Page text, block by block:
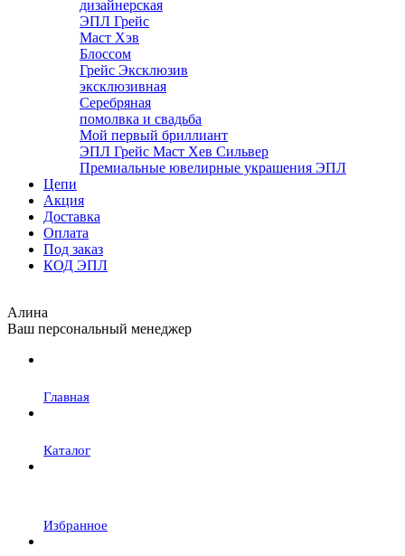
дизайнерская
ЭПЛ Грейс
Маст Хэв
Блоссом
Грейс Эксклюзив
эксклюзивная
Серебряная
помолвка и свадьба
Мой первый бриллиант
ЭПЛ Грейс Маст Хев Сильвер
Премиальные ювелирные украшения ЭПЛ
Цепи
Акция
Доставка
Оплата
Под заказ
КОД ЭПЛ
Алина
Ваш персональный менеджер
Главная
Каталог
Избранное